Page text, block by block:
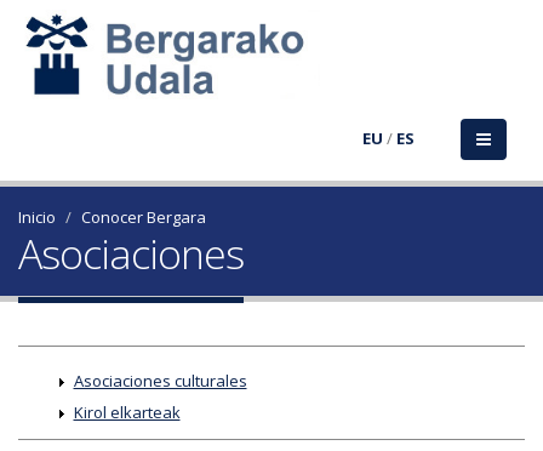
EU / ES
Inicio Conocer Bergara
Asociaciones
Asociaciones culturales
Kirol elkarteak